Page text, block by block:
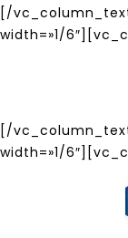
[/
width=»1/
[/
width=»1/